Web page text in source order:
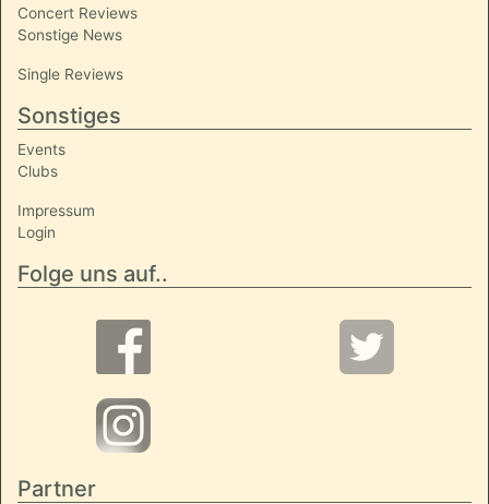
Concert Reviews
Sonstige News
Single Reviews
Sonstiges
Events
Clubs
Impressum
Login
Folge uns auf..
Partner